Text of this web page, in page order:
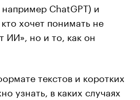
ChatGPT) и
хочет понимать не
ИИ», но и то, как он
текстов и коротких
узнать, в каких случаях